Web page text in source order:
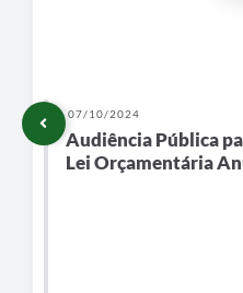
07/10/2024
Audiência Pública
Lei Orçamentária